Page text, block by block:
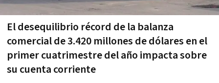
El desequilibrio récord de la balanza
comercial de 3.420 millones de dólares en el
primer cuatrimestre del año impacta sobre
su cuenta corriente